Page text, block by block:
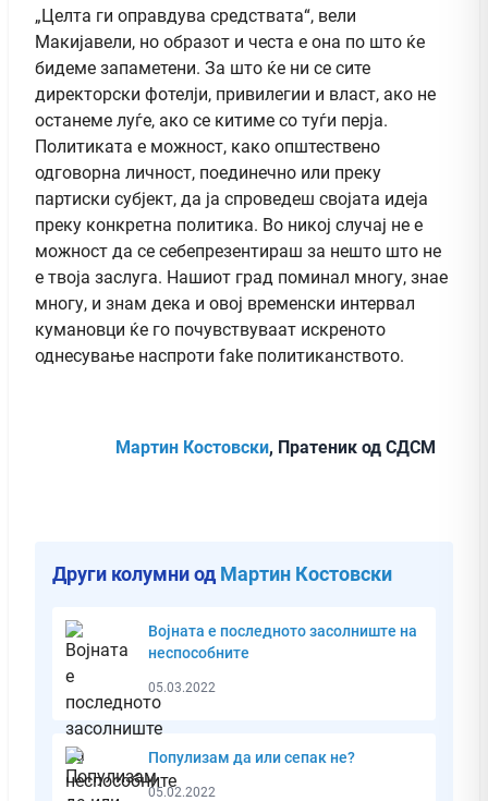
„Целта ги оправдува средствата“, вели
Макијавели, но образот и честа е она по што ќе
бидеме запаметени. За што ќе ни се сите
директорски фотелји, привилегии и власт, ако не
останеме луѓе, ако се китиме со туѓи перја.
Политиката е можност, како општествено
одговорна личност, поединечно или преку
партиски субјект, да ја спроведеш својата идеја
преку конкретна политика. Во никој случај не е
можност да се себепрезентираш за нешто што не
е твоја заслуга. Нашиот град поминал многу, знае
многу, и знам дека и овој временски интервал
кумановци ќе го почувствуваат искреното
однесување наспроти fake политиканството.
Мартин Костовски, Пратеник од СДСМ
Други колумни од Мартин Костовски
Војната е последното засолниште на
неспособните
05.03.2022
Популизам да или сепак не?
05.02.2022